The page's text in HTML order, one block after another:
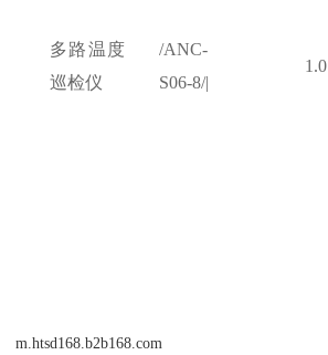
多路温度
巡检仪
/ANC-
S06-8/|
1.0
m.htsd168.b2b168.com